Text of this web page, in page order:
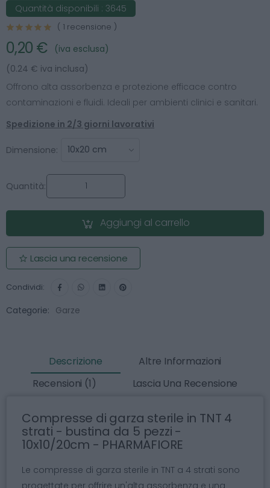
Quantità disponibili : 3645
( 1 recensione )
0,20 €
(iva esclusa)
(0.24 € iva inclusa)
Offrono alta assorbenza e protezione efficace contro
contaminazioni e fluidi. Ideali per ambienti clinici e sanitari.
Spedizione in 2/3 giorni lavorativi
Dimensione:
Quantità:
Aggiungi al carrello
Lascia una recensione
Condividi:
Categorie: Garze
Descrizione
Altre Informazioni
Recensioni (1)
Lascia Una Recensione
Compresse di garza sterile in TNT 4
strati - bustina da 5 pezzi -
10x10/20cm - PHARMAFIORE
Le compresse di garza sterile in TNT a 4 strati sono
progettate per offrire un'alta assorbenza e una